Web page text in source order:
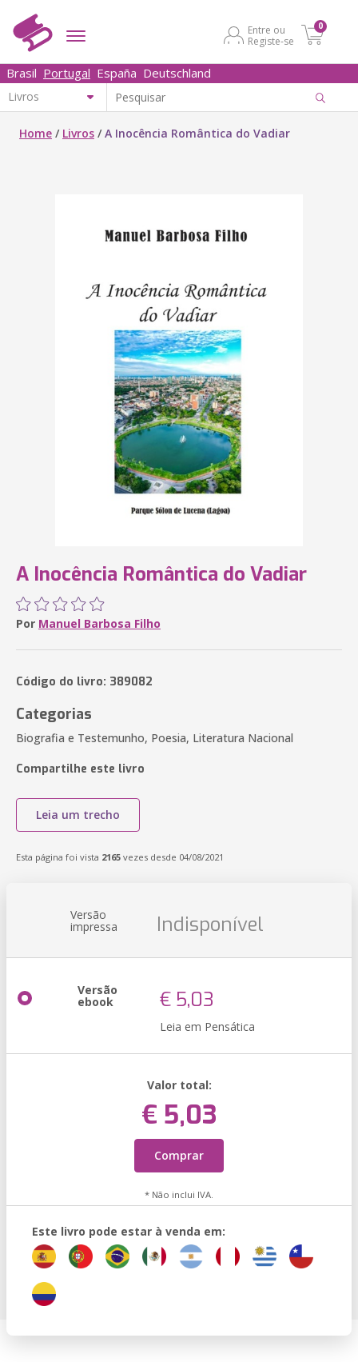
Entre ou
Registe-se
0
Brasil Portugal España Deutschland
Home / Livros /A Inocência Romântica do Vadiar
A Inocência Romântica do Vadiar
Por Manuel Barbosa Filho
Código do livro: 389082
Categorias
Biografia e Testemunho, Poesia, Literatura Nacional
Compartilhe este livro
Leia um trecho
Esta página foi vista 2165 vezes desde 04/08/2021
Versão
impressa Indisponível
Versão
ebook € 5,03
Leia em Pensática
Valor total:
€ 5,03
Comprar
* Não inclui IVA.
Este livro pode estar à venda em: